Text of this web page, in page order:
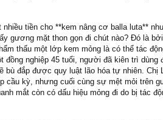
tiền cho **kem nâng cơ balla luta**
gương mặt thon gọn đi chút nào? Đó là
thấu một lớp kem mỏng là có thể tác
nghiệp 45 tuổi, người đã kiên trì dùng
bù đắp được quy luật lão hóa tự nhiên. Chị
cầu kỳ, nhưng cuối cùng sự mệt mỏi trên
mắt còn có dấu hiệu mỏng đi do bị tác